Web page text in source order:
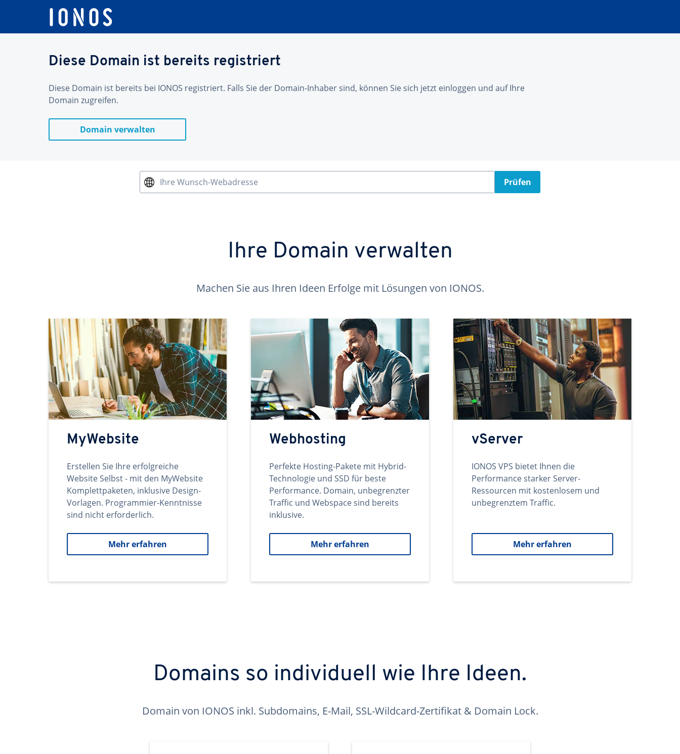
Diese Domain ist bereits registriert
Diese Domain ist bereits bei IONOS registriert. Falls Sie der Domain-Inhaber sind, können Sie sich jetzt einloggen und auf Ihre
Domain zugreifen.
Domain verwalten
Ihre Wunsch-Webadresse Prüfen
Ihre Domain verwalten
Machen Sie aus Ihren Ideen Erfolge mit Lösungen von IONOS.
MyWebsite
Erstellen Sie Ihre erfolgreiche
Website Selbst - mit den MyWebsite
Komplettpaketen, inklusive Design-
Vorlagen. Programmier-Kenntnisse
sind nicht erforderlich.
Mehr erfahren
Webhosting
Perfekte Hosting-Pakete mit Hybrid-
Technologie und SSD für beste
Performance. Domain, unbegrenzter
Traffic und Webspace sind bereits
inklusive.
Mehr erfahren
vServer
IONOS VPS bietet Ihnen die
Performance starker Server-
Ressourcen mit kostenlosem und
unbegrenztem Traffic.
Mehr erfahren
Domains so individuell wie Ihre Ideen.
Domain von IONOS inkl. Subdomains, E-Mail, SSL-Wildcard-Zertifikat & Domain Lock.